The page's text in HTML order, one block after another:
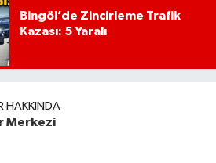
Bingöl’de Zincirleme Trafik
Kazası: 5 Yaralı
HAKKINDA
Merkezi